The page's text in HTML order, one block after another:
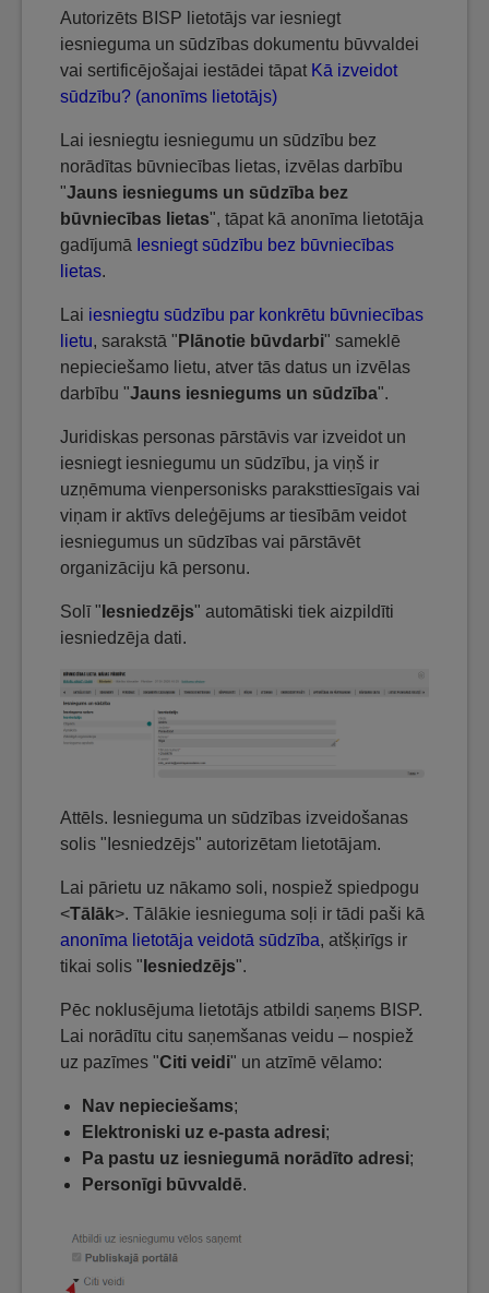
Autorizēts BISP lietotājs var iesniegt
iesnieguma un sūdzības dokumentu būvvaldei
vai sertificējošajai iestādei tāpat Kā izveidot
sūdzību? (anonīms lietotājs)
Lai iesniegtu iesniegumu un sūdzību bez
norādītas būvniecības lietas, izvēlas darbību
"Jauns iesniegums un sūdzība bez
būvniecības lietas", tāpat kā anonīma lietotāja
gadījumā Iesniegt sūdzību bez būvniecības
lietas.
Lai iesniegtu sūdzību par konkrētu būvniecības
lietu, sarakstā " Plānotie būvdarbi" sameklē
nepieciešamo lietu, atver tās datus un izvēlas
darbību "Jauns iesniegums un sūdzība".
Juridiskas personas pārstāvis var izveidot un
iesniegt iesniegumu un sūdzību, ja viņš ir
uzņēmuma vienpersonisks paraksttiesīgais vai
viņam ir aktīvs deleģējums ar tiesībām veidot
iesniegumus un sūdzības vai pārstāvēt
organizāciju kā personu.
Solī " Iesniedzējs" automātiski tiek aizpildīti
iesniedzēja dati.
Attēls. Iesnieguma un sūdzības izveidošanas
solis "Iesniedzējs" autorizētam lietotājam.
Lai pārietu uz nākamo soli, nospiež spiedpogu
<Tālāk>. Tālākie iesnieguma soļi ir tādi paši kā
anonīma lietotāja veidotā sūdzība, atšķirīgs ir
tikai solis " Iesniedzējs".
Pēc noklusējuma lietotājs atbildi saņems BISP.
Lai norādītu citu saņemšanas veidu – nospiež
uz pazīmes "Citi veidi" un atzīmē vēlamo:
Nav nepieciešams;
Elektroniski uz e-pasta adresi;
Pa pastu uz iesniegumā norādīto adresi;
Personīgi būvvaldē.